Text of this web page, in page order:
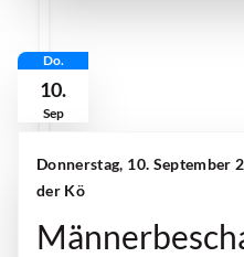
Do.
10.
Sep
Donnerstag, 10. September
der Kö